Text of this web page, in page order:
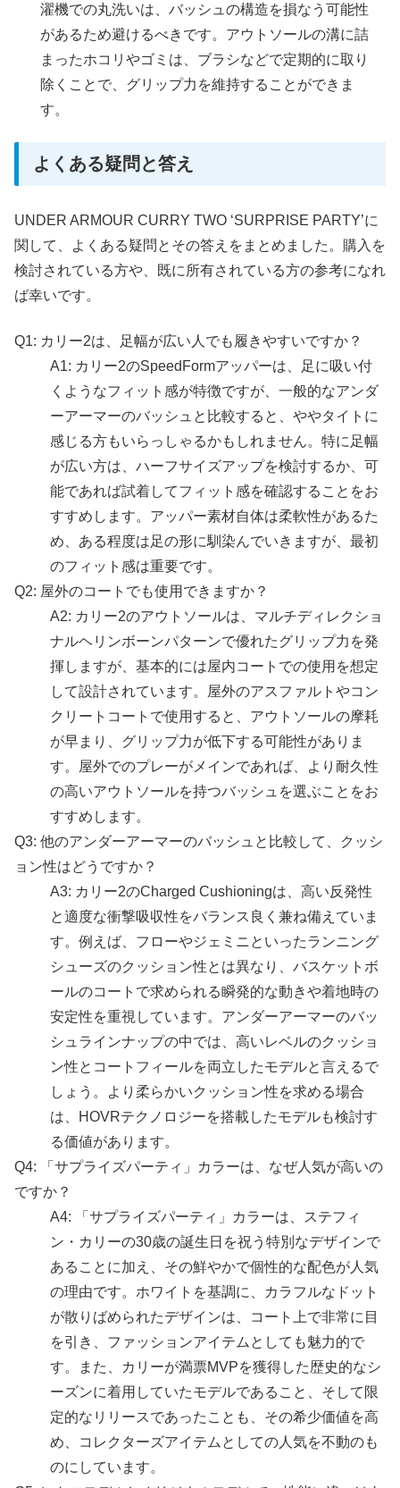
濯機での丸洗いは、バッシュの構造を損なう可能性
があるため避けるべきです。アウトソールの溝に詰
まったホコリやゴミは、ブラシなどで定期的に取り
除くことで、グリップ力を維持することができま
す。
よくある疑問と答え
UNDER ARMOUR CURRY TWO ‘SURPRISE PARTY’に
関して、よくある疑問とその答えをまとめました。購入を
検討されている方や、既に所有されている方の参考になれ
ば幸いです。
Q1: カリー2は、足幅が広い人でも履きやすいですか？
A1: カリー2のSpeedFormアッパーは、足に吸い付
くようなフィット感が特徴ですが、一般的なアンダ
ーアーマーのバッシュと比較すると、ややタイトに
感じる方もいらっしゃるかもしれません。特に足幅
が広い方は、ハーフサイズアップを検討するか、可
能であれば試着してフィット感を確認することをお
すすめします。アッパー素材自体は柔軟性があるた
め、ある程度は足の形に馴染んでいきますが、最初
のフィット感は重要です。
Q2: 屋外のコートでも使用できますか？
A2: カリー2のアウトソールは、マルチディレクショ
ナルヘリンボーンパターンで優れたグリップ力を発
揮しますが、基本的には屋内コートでの使用を想定
して設計されています。屋外のアスファルトやコン
クリートコートで使用すると、アウトソールの摩耗
が早まり、グリップ力が低下する可能性がありま
す。屋外でのプレーがメインであれば、より耐久性
の高いアウトソールを持つバッシュを選ぶことをお
すすめします。
Q3: 他のアンダーアーマーのバッシュと比較して、クッシ
ョン性はどうですか？
A3: カリー2のCharged Cushioningは、高い反発性
と適度な衝撃吸収性をバランス良く兼ね備えていま
す。例えば、フローやジェミニといったランニング
シューズのクッション性とは異なり、バスケットボ
ールのコートで求められる瞬発的な動きや着地時の
安定性を重視しています。アンダーアーマーのバッ
シュラインナップの中では、高いレベルのクッショ
ン性とコートフィールを両立したモデルと言えるで
しょう。より柔らかいクッション性を求める場合
は、HOVRテクノロジーを搭載したモデルも検討す
る価値があります。
Q4: 「サプライズパーティ」カラーは、なぜ人気が高いの
ですか？
A4: 「サプライズパーティ」カラーは、ステフィ
ン・カリーの30歳の誕生日を祝う特別なデザインで
あることに加え、その鮮やかで個性的な配色が人気
の理由です。ホワイトを基調に、カラフルなドット
が散りばめられたデザインは、コート上で非常に目
を引き、ファッションアイテムとしても魅力的で
す。また、カリーが満票MVPを獲得した歴史的なシ
ーズンに着用していたモデルであること、そして限
定的なリリースであったことも、その希少価値を高
め、コレクターズアイテムとしての人気を不動のも
のにしています。